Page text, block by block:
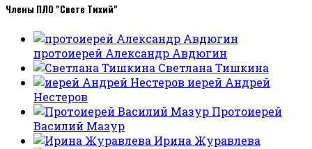
Члены ПЛО "Свете Тихий"
протоиерей Александр Авдюгин
Светлана Тишкина
иерей Андрей
Нестеров
Протоиерей
Василий Мазур
Ирина Журавлева